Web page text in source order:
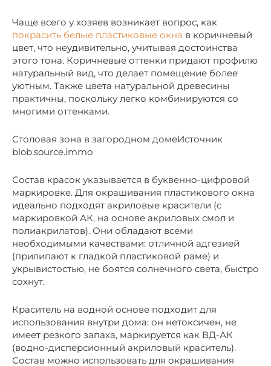
Чаще всего у хозяев возникает вопрос, как
покрасить белые пластиковые окна в коричневый
цвет, что неудивительно, учитывая достоинства
этого тона. Коричневые оттенки придают профилю
натуральный вид, что делает помещение более
уютным. Также цвета натуральной древесины
практичны, поскольку легко комбинируются со
многими оттенками.
Столовая зона в загородном домеИсточник
blob.source.immo
Состав красок указывается в буквенно-цифровой
маркировке. Для окрашивания пластикового окна
идеально подходят акриловые красители (с
маркировкой АК, на основе акриловых смол и
полиакрилатов). Они обладают всеми
необходимыми качествами: отличной адгезией
(прилипают к гладкой пластиковой раме) и
укрывистостью, не боятся солнечного света, быстро
сохнут.
Краситель на водной основе подходит для
использования внутри дома: он нетоксичен, не
имеет резкого запаха, маркируется как ВД-АК
(водно-дисперсионный акриловый краситель).
Состав можно использовать для окрашивания